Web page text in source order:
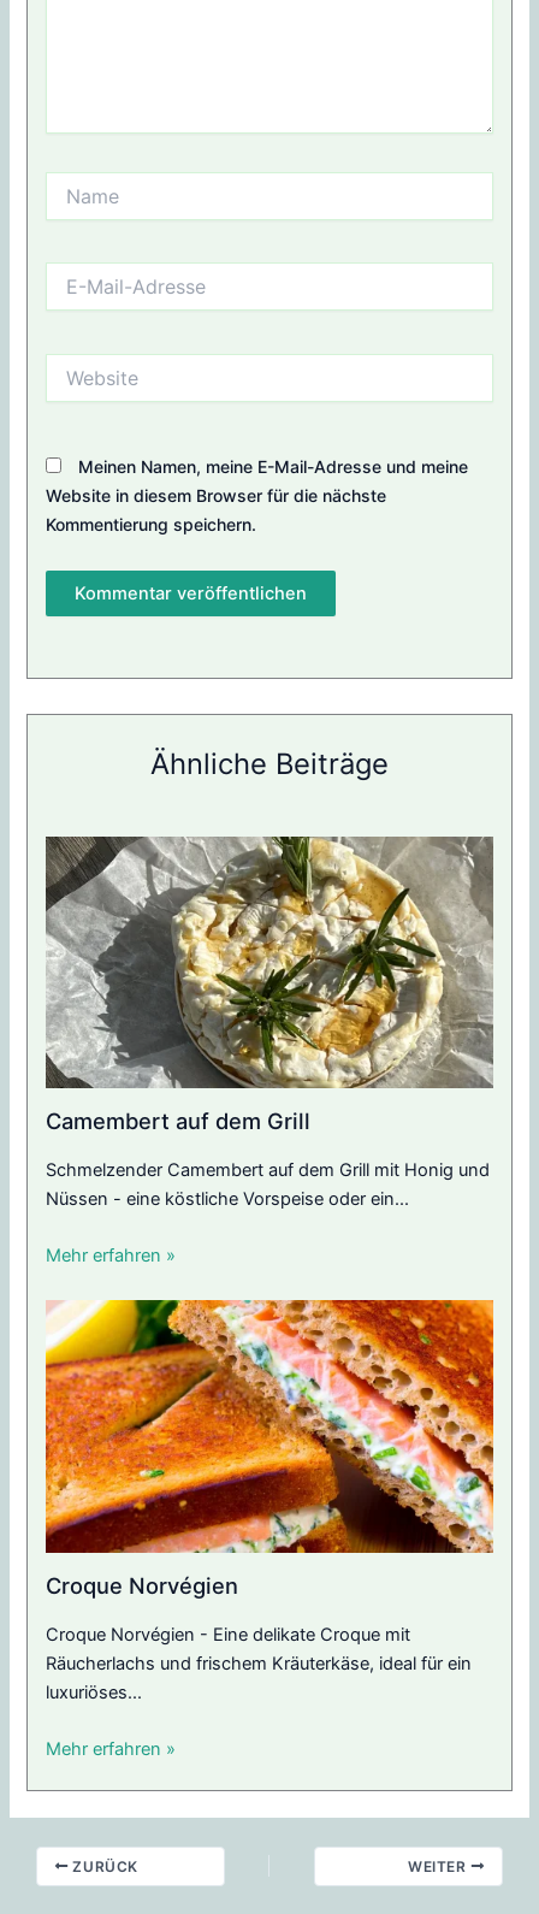
Mail-
Meinen Namen, meine E-Mail-Adresse und meine
Website in diesem Browser für die nächste
Kommentierung speichern.
Ähnliche Beiträge
Camembert auf dem Grill
Schmelzender Camembert auf dem Grill mit Honig und
Nüssen - eine köstliche Vorspeise oder ein...
Mehr erfahren »
Croque Norvégien
Croque Norvégien - Eine delikate Croque mit
Räucherlachs und frischem Kräuterkäse, ideal für ein
luxuriöses...
Mehr erfahren »
ZURÜCK WEITER